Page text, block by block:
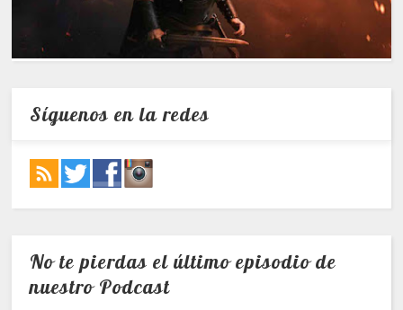
Síguenos en la redes
No te pierdas el último episodio de
nuestro Podcast